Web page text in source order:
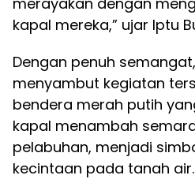
kapal mereka,” ujar Iptu
Dengan penuh
menyambut kegiatan
bendera merah putih
kapal menambah
pelabuhan, menjadi
kecintaan pada tanah air.